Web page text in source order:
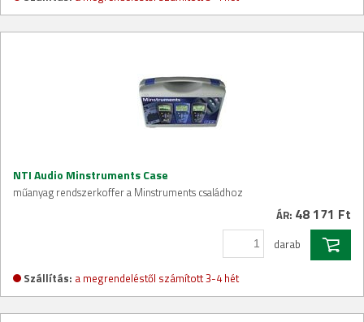
NTI Audio Minstruments Case
műanyag rendszerkoffer a Minstruments családhoz
ÁR: 48 171 Ft
darab
Szállítás: a megrendeléstől számított 3-4 hét